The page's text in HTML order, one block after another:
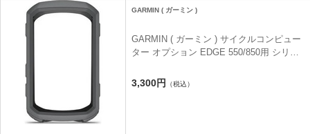
GARMIN ( ガーミン )
GARMIN ( ガーミン ) サイクルコンピュー
ター オプション EDGE 550/850用 シリコ
3,300円 （税込）